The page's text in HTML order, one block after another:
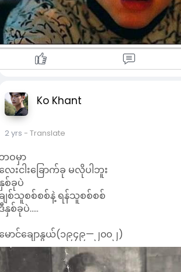
Ko Khant
2 yrs - Translate
ဝမှာ
ေးငါးခြောက်ခု မလိုပါဘူး
စ်ခုပဲ
ျစ်သူစစ်စစ်နဲ့ ရန်သူစစ်စစ်
နှစ်ခုပဲ.....
ောင်ချောနွယ်(၁၉၄၉—၂၀၀၂)